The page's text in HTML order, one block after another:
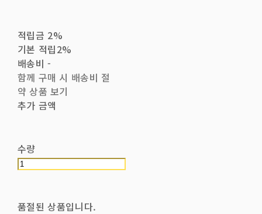
적립금 2%
기본 적립2%
배송비-
함께 구매 시 배송비 절
약 상품 보기
추가 금액
수량
품절된 상품입니다.